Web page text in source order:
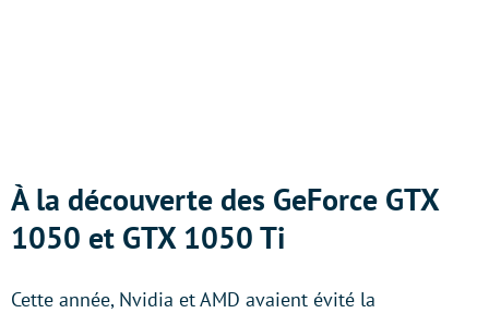
À la découverte des GeForce GTX
1050 et GTX 1050 Ti
Cette année, Nvidia et AMD avaient évité la